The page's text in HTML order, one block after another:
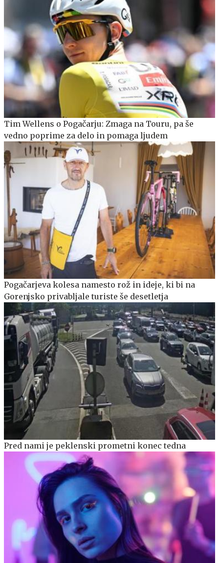
Tim Wellens o Pogačarju: Zmaga na Touru, pa še
vedno poprime za delo in pomaga ljudem
Pogačarjeva kolesa namesto rož in ideje, ki bi na
Gorenjsko privabljale turiste še desetletja
Pred nami je peklenski prometni konec tedna